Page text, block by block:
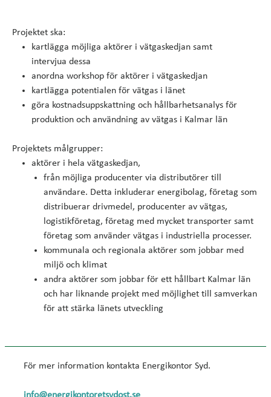
Projektet ska:
kartlägga möjliga aktörer i vätgaskedjan samt
intervjua dessa
anordna workshop för aktörer i vätgaskedjan
kartlägga potentialen för vätgas i länet
göra kostnadsuppskattning och hållbarhetsanalys för
produktion och användning av vätgas i Kalmar län
Projektets målgrupper:
aktörer i hela vätgaskedjan,
från möjliga producenter via distributörer till
användare. Detta inkluderar energibolag, företag som
distribuerar drivmedel, producenter av vätgas,
logistikföretag, företag med mycket transporter samt
företag som använder vätgas i industriella processer.
kommunala och regionala aktörer som jobbar med
miljö och klimat
andra aktörer som jobbar för ett hållbart Kalmar län
och har liknande projekt med möjlighet till samverkan
för att stärka länets utveckling
För mer information kontakta Energikontor Syd.